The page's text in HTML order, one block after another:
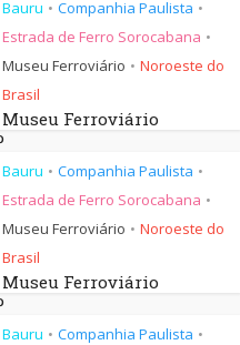
Bauru • Companhia Paulista •
Estrada de Ferro Sorocabana •
Museu Ferroviário • Noroeste do
Brasil
Museu Ferroviário
Bauru • Companhia Paulista •
Estrada de Ferro Sorocabana •
Museu Ferroviário • Noroeste do
Brasil
Museu Ferroviário
Bauru • Companhia Paulista •